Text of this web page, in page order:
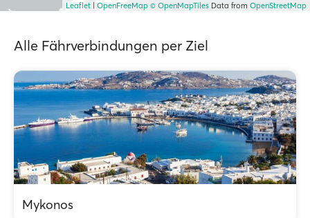
Leaflet OpenFreeMap © OpenMapTiles Data from OpenStreetMap
Alle Fährverbindungen per Ziel
Mykonos